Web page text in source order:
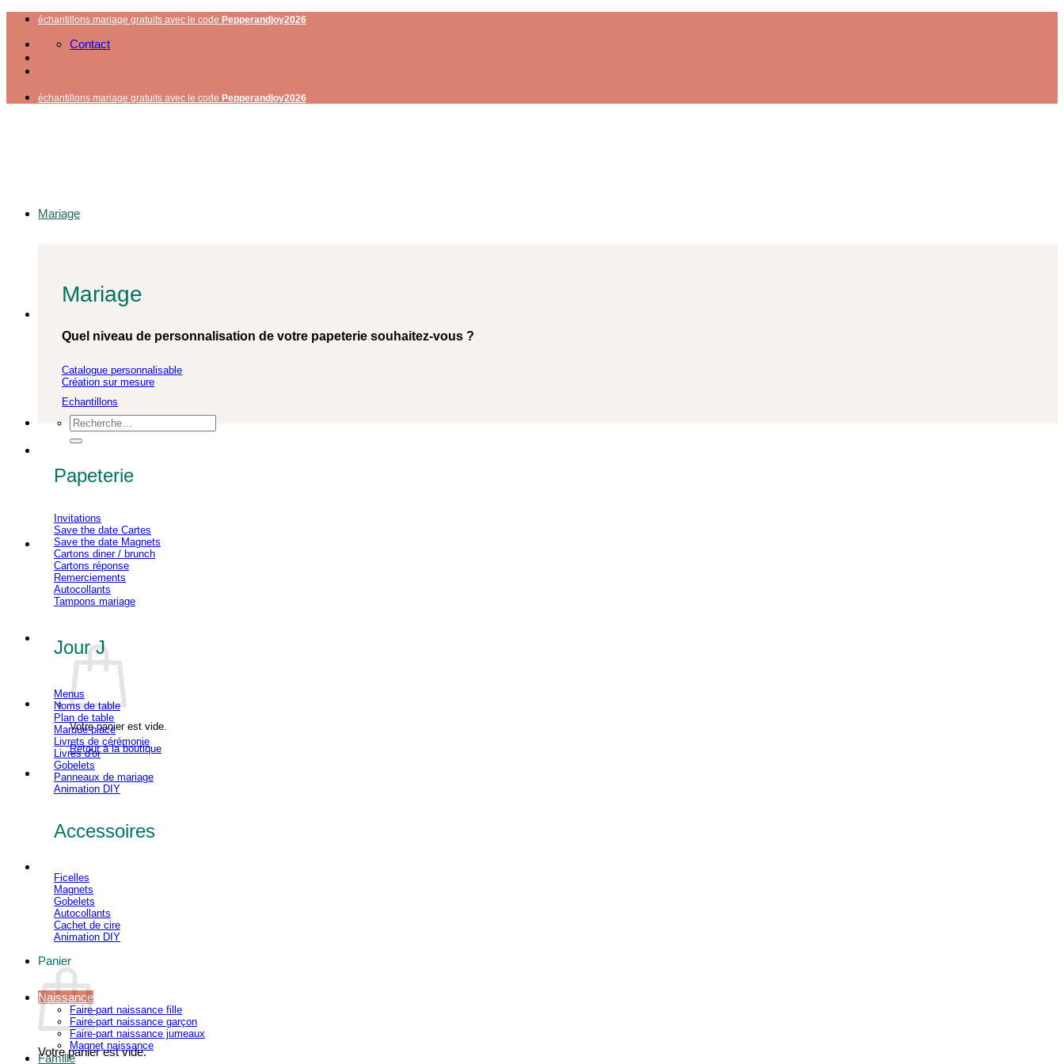
Passer
contenu
échantillons mariage gratuits avec le code Pepperandjoy2026
Contact
échantillons mariage gratuits avec le code Pepperandjoy2026
Recherche
pour :
Votre panier est vide.
Retour à la boutique
Panier
Votre panier est vide.
Mariage
Mariage
Quel niveau de personnalisation de votre papeterie souhaitez-vous ?
Catalogue personnalisable
Création sur mesure
Echantillons
Papeterie
Invitations
Save the date Cartes
Save the date Magnets
Cartons diner / brunch
Cartons réponse
Remerciements
Autocollants
Tampons mariage
Jour J
Menus
Noms de table
Plan de table
Marque-place
Livrets de cérémonie
Livres d'or
Gobelets
Panneaux de mariage
Animation DIY
Accessoires
Ficelles
Magnets
Gobelets
Autocollants
Cachet de cire
Animation DIY
Naissance
Faire-part naissance fille
Faire-part naissance garçon
Faire-part naissance jumeaux
Magnet naissance
Famille